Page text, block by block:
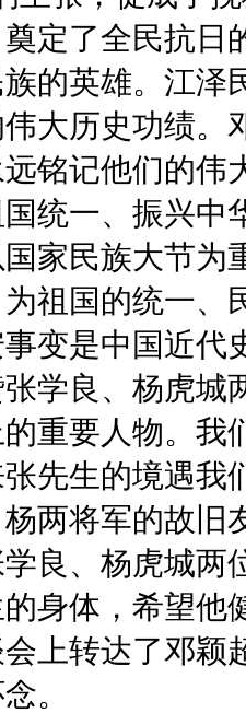
定了全民抗日
的英雄。江泽
大历史功绩。
铭记他们的伟
统一、振兴中
家民族大节为
祖国的统一
变是中国近代
学良、杨虎城
重要人物。
先生的境遇我
两将军的故旧
良、杨虎城两
身体，希望他
上转达了邓颖
。